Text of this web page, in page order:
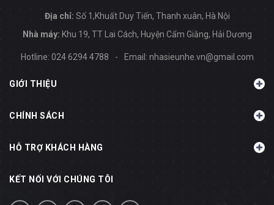
Địa chỉ: Số 1,Khuất Duy Tiến, Thanh xuân, Hà Nội
Nhà máy: Khu 19, TT Lai Cách, Huyện Cẩm Giằng, Hải Dương
Hotline: 024 6294 4788 - Email: nhasieunhe.vn@gmail.com
GIỚI THIỆU
CHÍNH SÁCH
HỖ TRỢ KHÁCH HÀNG
KẾT NỐI VỚI CHÚNG TÔI